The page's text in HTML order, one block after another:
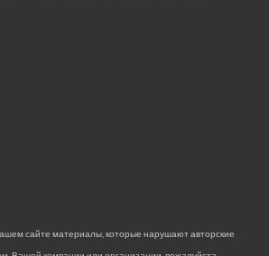
сайте материалы, которые нарушают авторские